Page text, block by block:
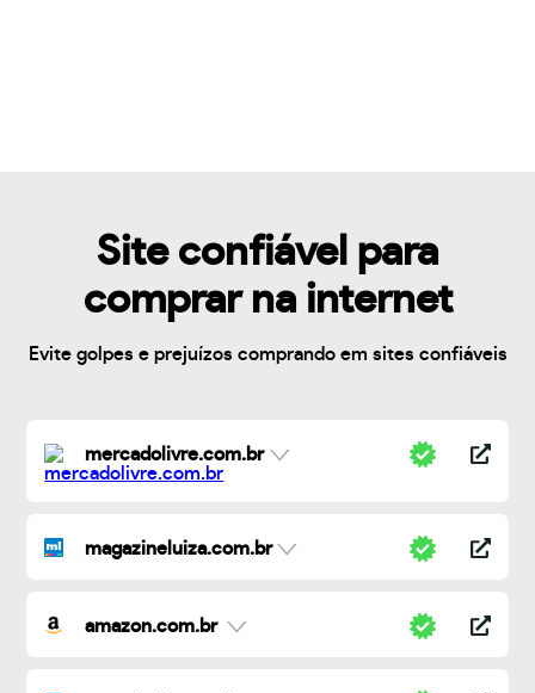
Site confiável para
comprar na internet
Evite golpes e prejuízos comprando em sites confiáveis
mercadolivre.com.br
magazineluiza.com.br
amazon.com.br